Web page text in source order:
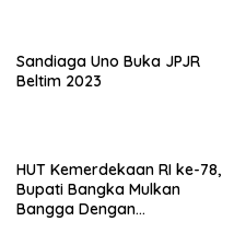
Sandiaga Uno Buka JPJR
Beltim 2023
HUT Kemerdekaan RI ke-78,
Bupati Bangka Mulkan
Bangga Dengan